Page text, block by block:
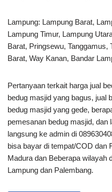
Lampung: Lampung Barat,
Lampung Timur, Lampung
Barat, Pringsewu, Tanggamus,
Barat, Way Kanan, Bandar
Pertanyaan terkait harga jual
bedug masjid yang bagus, jual
bedug masjid yang gede,
pemesanan bedug masjid, dan
langsung ke admin di
bisa bayar di tempat/COD dan
Madura dan Beberapa wilayah
Lampung dan Palembang.